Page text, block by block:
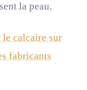
la peau.
le calcaire sur
fabricants